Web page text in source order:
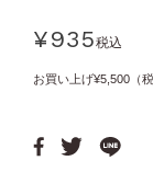
¥935税込
お買い上げ¥5,500（